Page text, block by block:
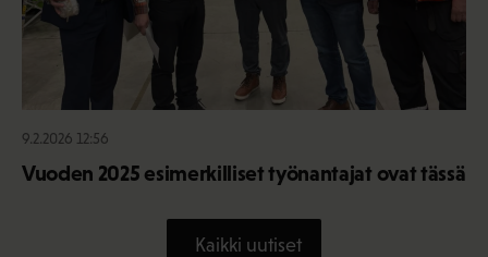
9.2.2026 12:56
Vuoden 2025 esimerkilliset työnantajat ovat tässä
Kaikki uutiset